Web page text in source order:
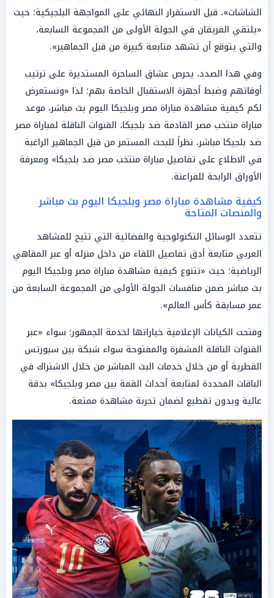
الشاشات»، قبل الاستقرار النهائي على المواجهة البلجيكية؛ حيث
«يلتقي الفريقان في الجولة الأولى من المجموعة السابعة،
والتي يتوقع أن تشهد متابعة كبيرة من قبل الجماهير».
وفي هذا الصدد، يحرص عشاق الساحرة المستديرة على ترتيب
أوقاتهم وضبط أجهزة الاستقبال الخاصة بهم؛ لذا «ونستعرض
لكم كيفية مشاهدة مباراة مصر وبلجيكا اليوم بث مباشر، موعد
مباراة منتخب مصر القادمة ضد بلجيكا، القنوات الناقلة لمباراة مصر
ضد بلجيكا مباشر، نظراً للبحث المستمر من قبل الجماهير الراغبة
في الاطلاع على تفاصيل مباراة منتخب مصر ضد بلجيكا» ومعرفة
الأوراق الرابحة للفراعنة.
كيفية مشاهدة مباراة مصر وبلجيكا اليوم بث مباشر
والمنصات المتاحة
تتعدد الوسائل التكنولوجية والفضائية التي تتيح للمشاهد
العربي متابعة أدق تفاصيل اللقاء من داخل منزله أو عبر المقاهي
الرياضية؛ حيث «تتنوع كيفية مشاهدة مباراة مصر وبلجيكا اليوم
بث مباشر ضمن منافسات الجولة الأولى من المجموعة السابعة من
عمر مسابقة كأس العالم».
وفتحت الكيانات الإعلامية خياراتها لخدمة الجمهور؛ سواء «عبر
القنوات الناقلة المشفرة والمفتوحة سواء شبكة بين سبورتس
القطرية أو من خلال خدمات البث المباشر من خلال الاشتراك في
الباقات المحددة لمتابعة أحداث القمة بين مصر وبلجيكا» بدقة
عالية وبدون تقطيع لضمان تجربة مشاهدة ممتعة.